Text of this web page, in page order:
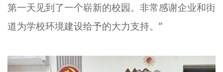
第一天见到了一个崭新的校园。非常感谢企业和街
道为学校环境建设给予的大力支持。”